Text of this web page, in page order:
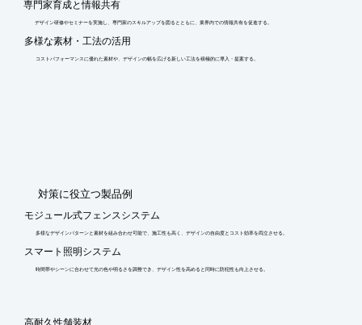
専門家育成と情報共有
デザイン研修やセミナーを実施し、専門家のスキルアップを図るとともに、業界内での情報共有を促進する。
多様な素材・工法の活用
コストパフォーマンスに優れた素材や、デザインの幅を広げる新しい工法を積極的に導入・提案する。
​対策に役立つ製品例
モジュール式フェンスシステム
多様なデザインパターンと素材を組み合わせ可能で、施工性も高く、デザインの自由度とコスト効率を両立させる。
スマート照明システム
時間帯やシーンに合わせて光の色や明るさを調整でき、デザイン性を高めると同時に防犯性も向上させる。
高耐久性舗装材